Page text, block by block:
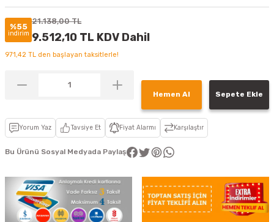
%55
indirim
21.138,00 TL
9.512,10 TL KDV Dahil
971,42 TL den başlayan taksitlerle!
Hemen Al Sepete Ekle
Yorum Yaz Tavsiye Et Fiyat Alarmı Karşılaştır
Bu Ürünü Sosyal Medyada Paylaş